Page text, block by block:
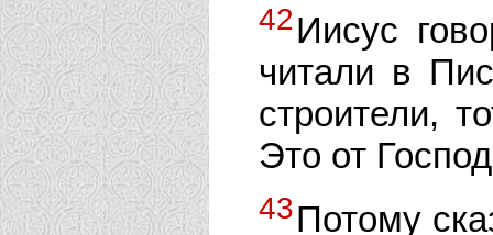
42Иисус
читали в
строители,
Это от
43Потому